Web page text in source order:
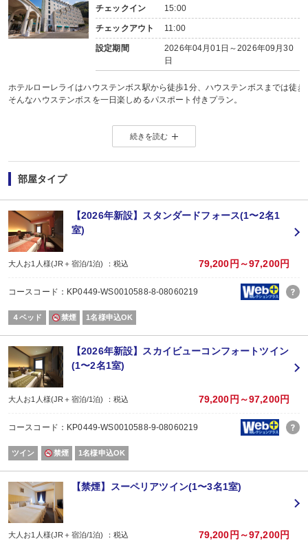
チェックイン 15:00
チェックアウト 11:00
設定期間
2026年04月01日～2026年09月30
日
ホテルローレライはハウステンボス駅から徒歩1分、ハウステンボスまでは徒
そんなハウステンボスを一日楽しめるパスポート付きプラン。
・ハウステンボス1Dayパスポート付き
※チケットの利用は、チェックイン日からチェックアウト日の間のいずれかの
※小学生の朝食代、パスポート代は含まれております。
※未就学児のお子様のパスポートは含まれておりません。現地にてご購入くだ
改装工事のお知らせ
客室改装工事
■工事期間：2026年3月30日（月）～ 2026年7月13日（月）
■作業時間：午前10時 ～ 午後3時
騒音を伴う作業は、午前11時～午後3時
外壁工事
■工事期間：2026年5月7日（木）～2026年7月17日（金）
■作業時間：午前9時～午後5時
本館2階～7階に足場を設置し、外壁工事を行います。
これに伴い、客室窓にはメッシュシート・半透明シートを設置するため、
大浴場（女性）改装工事のお知らせ
■工事期間：2026年6月22日（月）～ 2026年7月17日（金）
■工事場所：大浴場（女性側）・休憩室
上記期間中は、１つの大浴場を男女入替え制でご案内いたします。
※露天風呂は休止いたします。
※工事中のため大浴場の窓の一部にシートを貼ります。
男女入れ替え時間につきましては、ホテルローレライ公式ホームページの新着
お客様にはご不便、ご迷惑をおかけいたしますが、安全面に十分配慮しながら
皆さまにより快適にお過ごしいただける施設づくりのため、何卒ご理解賜りま
こちらのプランは小学生のお子様の添い寝無料はございません
続きを読む
部屋タイプ
【2026年新設】スタンダードフォース(1〜2名1
室)
大人お1人様(JR＋宿泊/1泊) ：税込 79,200円～97,200円
コースコード：KP0449-WS0010588-8-08060219
４ベッド 禁煙 1名様申込OK
【2026年新設】スカイビューコンフォートツイン
(1〜2名1室)
大人お1人様(JR＋宿泊/1泊) ：税込 79,200円～97,200円
コースコード：KP0449-WS0010588-9-08060219
ツイン 禁煙 1名様申込OK
【禁煙】スーペリアツイン(1〜3名1室)
大人お1人様(JR＋宿泊/1泊) ：税込 79,200円～97,200円